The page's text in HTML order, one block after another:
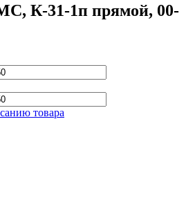
К-31-1п прямой, 00-
товара